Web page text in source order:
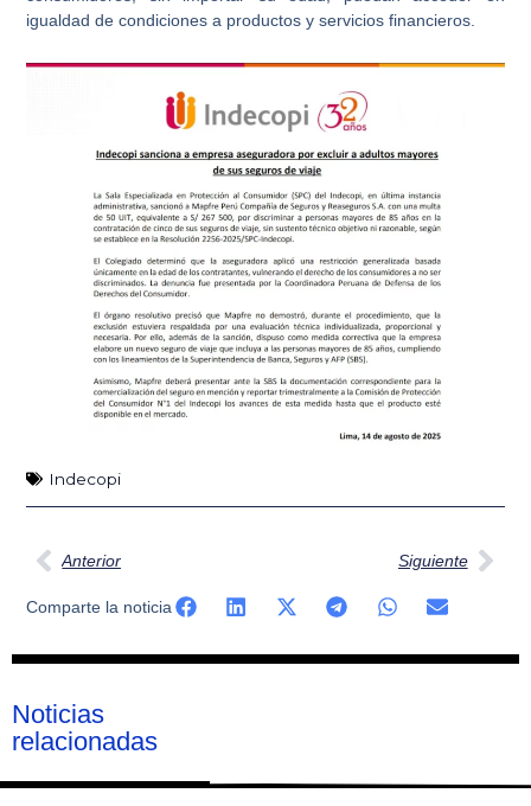
igualdad de condiciones a productos y servicios financieros
Indecopi
Ant
Anterior Siguiente
Comparte la noticia
Noticias
relacionadas